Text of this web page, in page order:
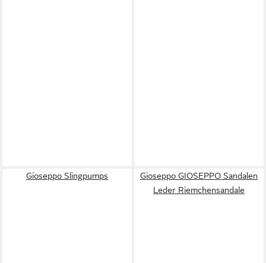
Gioseppo Slingpumps
Gioseppo GIOSEPPO Sandalen
Leder Riemchensandale